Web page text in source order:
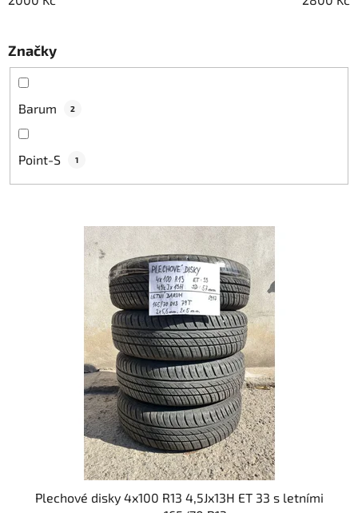
t
ů
Značky
Barum 2
Point-S 1
Plechové disky 4x100 R13 4,5Jx13H ET 33 s letními